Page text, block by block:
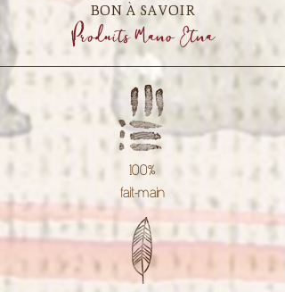
BON À SAVOIR
Produits Mano Etna
100%
fait-main